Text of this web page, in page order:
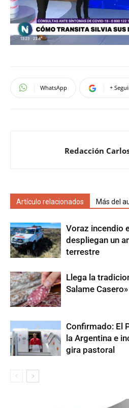
WhatsApp +
Redacción
Artículo relacionados Más del
Voraz incendio
despliegan un
terrestre
Llega la
Salame
Confirmado: El
la Argentina e
gira pastoral